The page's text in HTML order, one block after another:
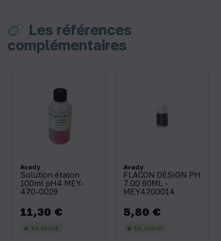
Les références
complémentaires
Avady
Solution étalon
100ml pH4 MEY-
470-0029
Prix
11,30 €
En stock
Avady
FLACON DESIGN PH
7.00 60ML -
MEY4700014
Prix
5,80 €
En stock